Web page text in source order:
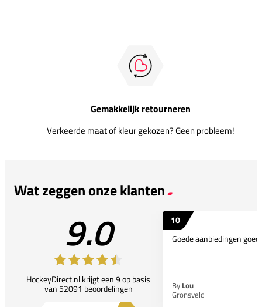
Gemakkelijk retourneren
Verkeerde maat of kleur gekozen? Geen probleem!
Wat zeggen onze klanten
9.0
HockeyDirect.nl krijgt een 9 op basis
van 52091 beoordelingen
10
Goede aanbiedingen
By Lou
Gronsveld